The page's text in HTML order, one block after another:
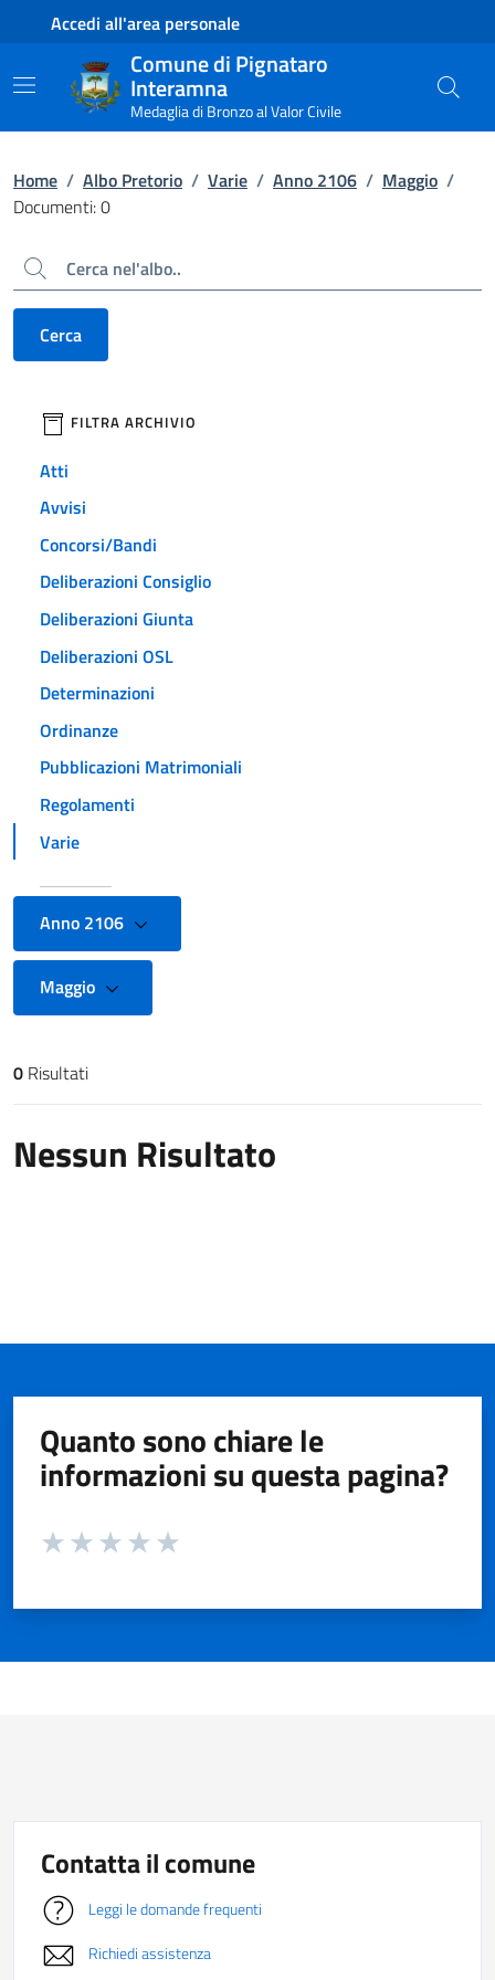
Contenuto principale
Piede di paginaAccedi all'area personale
Comune di Pignataro
Interamna
Medaglia di Bronzo al Valor Civile
Home / Albo Pretorio / Varie / Anno 2106 / Maggio /
Documenti: 0
Cerca
Cerca
filtri da applicare
FILTRA ARCHIVIO
Atti
Avvisi
Concorsi/Bandi
Deliberazioni Consiglio
Deliberazioni Giunta
Deliberazioni OSL
Determinazioni
Ordinanze
Pubblicazioni Matrimoniali
Regolamenti
Varie
Anno 2106
Maggio
Risultati di ricerca
0 Risultati
Nessun Risultato
Quanto sono chiare le
informazioni su questa pagina?
Valuta da 1 a 5 stelle la pagina
Contatta il comune
Leggi le domande frequenti
Richiedi assistenza